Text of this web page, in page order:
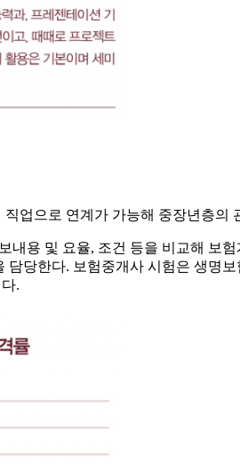
업으로 연계가 가능해 중장년층의
용 및 요율, 조건 등을 비교해 보
당한다. 보험중개사 시험은 생명
.